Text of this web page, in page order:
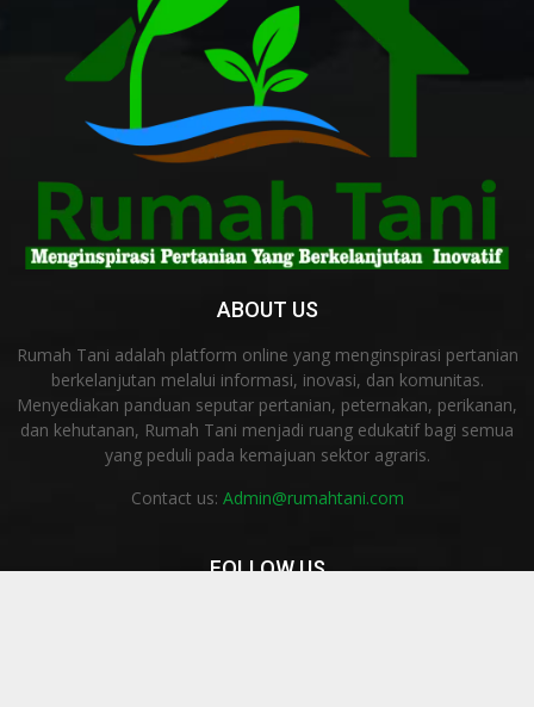
ABOUT US
Rumah Tani adalah platform online yang menginspirasi pertanian
berkelanjutan melalui informasi, inovasi, dan komunitas.
Menyediakan panduan seputar pertanian, peternakan, perikanan,
dan kehutanan, Rumah Tani menjadi ruang edukatif bagi semua
yang peduli pada kemajuan sektor agraris.
Contact us: Admin@rumahtani.com
FOLLOW US